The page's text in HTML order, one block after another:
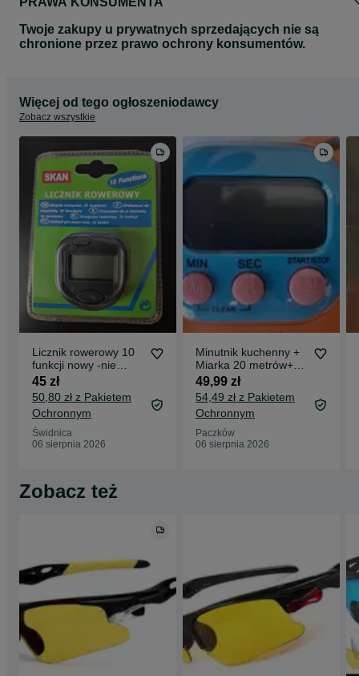
Twoje zakupy u prywatnych sprzedających nie są
chronione przez prawo ochrony konsumentów.
Więcej od tego ogłoszeniodawcy
Zobacz wszystkie
Licznik rowerowy 10
funkcji nowy -nie
china- Cena za 2
sztuki
45 zł
50,80 zł z Pakietem
Ochronnym
Świdnica
06 sierpnia 2026
Minutnik kuchenny +
Miarka 20 metrów+
klej super Glue-12
sztuk
49,99 zł
54,49 zł z Pakietem
Ochronnym
Paczków
06 sierpnia 2026
Zobacz też